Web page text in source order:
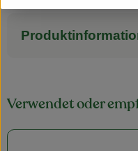
Verwendet oder